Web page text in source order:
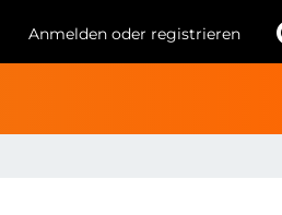
Anmelden oder registrieren